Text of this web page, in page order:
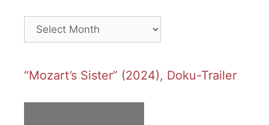
Archives
“Mozart’s Sister” (2024), Doku-Trailer